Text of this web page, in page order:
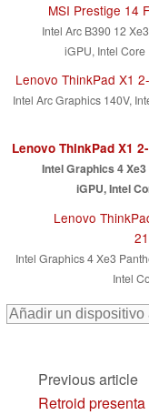
MSI Prestige 14
Intel Arc B390 12
iGPU, Intel Core
Lenovo ThinkPad X1
Intel Arc Graphics 140V,
Lenovo ThinkPad X1
Intel Graphics 4
iGPU, Intel
Lenovo
Intel Graphics 4 Xe3
Intel
Previous article
Retroid